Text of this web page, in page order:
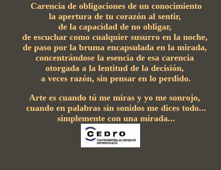
Carencia de obligaciones de un conocimiento
la apertura de tu corazón al sentir,
de la capacidad de no obligar,
de escuchar como cualquier susurro en la noche,
de paso por la bruma encapsulada en la mirada,
concentrándose la esencia de esa carencia
otorgada a la lentitud de la decisión,
a veces razón, sin pensar en lo perdido.
Arte es cuando tú me miras y yo me sonrojo,
cuando en palabras sin sonidos me dices todo...
simplemente con una mirada...